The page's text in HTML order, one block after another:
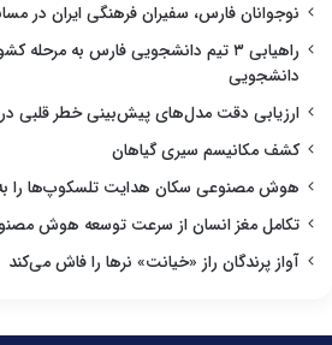
نوجوانان فارس، سفیران فرهنگی ایران در
راهیابی ۳ تیم دانشجویی فارس به
دانشجویی
ارزیابی دقت مدل‌های پیش‌بینی خطر قلبی در
کشف مکانیسم سیری گیاهان
هوش مصنوعی سکان هدایت تلسکوپ‌ها را
تکامل مغز انسان از سرعت توسعه هوش
آواز پرندگان راز «خیانت» نرها را فاش می‌کند